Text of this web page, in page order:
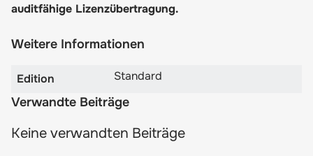
auditfähige Lizenzübertragung.
Weitere Informationen
Edition Standard
Verwandte Beiträge
Keine verwandten Beiträge